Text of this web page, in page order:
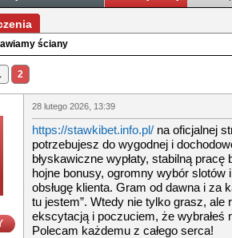
ściany
2
28 lutego 2026, 13:39
https://stawkibet.info.pl/ na oficjalnej
potrzebujesz do wygodnej i
błyskawiczne wypłaty, stabilną
hojne bonusy, ogromny wybór slotów
obsługę klienta. Gram od dawna i za
tu jestem”. Wtedy nie tylko grasz, ale
ekscytacją i poczuciem, że wybrałeś
Polecam każdemu z całego serca!